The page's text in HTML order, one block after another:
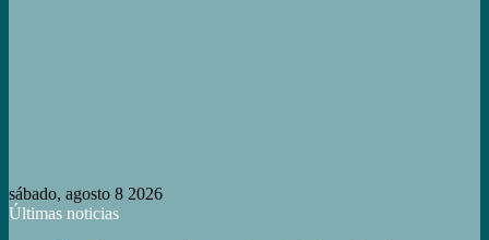
sábado, agosto 8 2026
Últimas noticias